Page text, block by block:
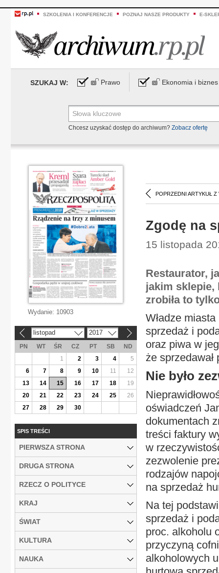
SZKOLENIA I KONFERENCJE POZNAJ NASZE PRODUKTY E-
SZUKAJ W: Prawo Ekonomia i biznes
Chcesz uzyskać dostęp do archiwum? Zobacz ofertę
POPRZEDNI ARTYKUŁ Z
Zgodę na
15 listopada
Restaurator,
jakim sklepie,
zrobiła to
Władze
sprzedaż i
oraz piwa w
że
Nie było
oświadczeń
dokumentach
treści faktury
w
zezwolenie
rodzajów
na sprzedaż
Na tej
sprzedaż i
proc. alkoholu
przyczyną
alkoholowych
Wydanie: 10903
listopad 2017
PN WT ŚR CZ PT SB
ND
1
2 3 4
5
6
7 8 9 10 11
12
13
14 15 16 17 18
19
20
21 22 23 24 25
26
27
28 29 30
SPIS TREŚCI
PIERWSZA STRONA
DRUGA STRONA
RZECZ O POLITYCE
KRAJ
ŚWIAT
KULTURA
NAUKA